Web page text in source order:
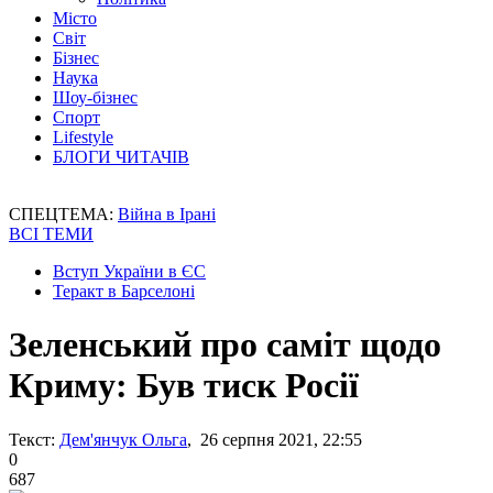
Місто
Світ
Бізнес
Наука
Шоу-бізнес
Спорт
Lifestyle
БЛОГИ ЧИТАЧІВ
СПЕЦТЕМА: Війна в Ірані
ВСІ ТЕМИ
Вступ України в ЄС
Теракт в Барселоні
Зеленський про саміт щодо
Криму: Був тиск Росії
Текст: Дем'янчук Ольга, 26 серпня 2021, 22:55
0
687